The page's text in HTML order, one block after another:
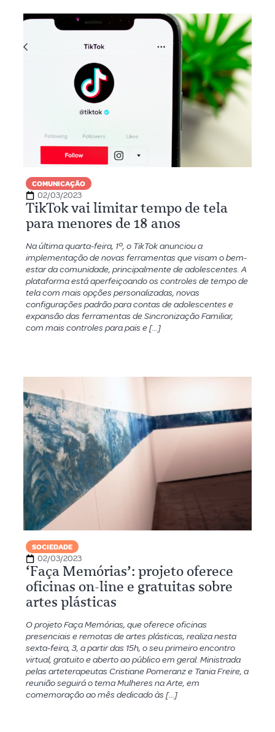
COMUNICAÇÃO
02/03/2023
TikTok vai limitar tempo de tela
para menores de 18 anos
Na última quarta-feira, 1º, o TikTok anunciou a
implementação de novas ferramentas que visam o bem-
estar da comunidade, principalmente de adolescentes. A
plataforma está aperfeiçoando os controles de tempo de
tela com mais opções personalizadas, novas
configurações padrão para contas de adolescentes e
expansão das ferramentas de Sincronização Familiar,
com mais controles para pais e […]
SOCIEDADE
02/03/2023
‘Faça Memórias’: projeto oferece
oficinas on-line e gratuitas sobre
artes plásticas
O projeto Faça Memórias, que oferece oficinas
presenciais e remotas de artes plásticas, realiza nesta
sexta-feira, 3, a partir das 15h, o seu primeiro encontro
virtual, gratuito e aberto ao público em geral. Ministrada
pelas arteterapeutas Cristiane Pomeranz e Tania Freire, a
reunião seguirá o tema Mulheres na Arte, em
comemoração ao mês dedicado às […]